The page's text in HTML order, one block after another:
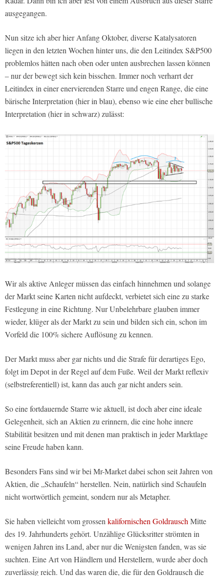
ausgegangen.
Nun sitze ich aber hier Anfang Oktober, diverse Katalysatoren
liegen in den letzten Wochen hinter uns, die den Leitindex S&P500
problemlos hätten nach oben oder unten ausbrechen lassen können
– nur der bewegt sich kein bisschen. Immer noch verharrt der
Leitindex in einer enervierenden Starre und engen Range, die eine
bärische Interpretation (hier in blau), ebenso wie eine eher bullische
Interpretation (hier in schwarz) zulässt:
Wir als aktive Anleger müssen das einfach hinnehmen und solange
der Markt seine Karten nicht aufdeckt, verbietet sich eine zu starke
Festlegung in eine Richtung. Nur Unbelehrbare glauben immer
wieder, klüger als der Markt zu sein und bilden sich ein, schon im
Vorfeld die 100% sichere Auflösung zu kennen.
Der Markt muss aber gar nichts und die Strafe für derartiges Ego,
folgt im Depot in der Regel auf dem Fuße. Weil der Markt reflexiv
(selbstreferentiell) ist, kann das auch gar nicht anders sein.
So eine fortdauernde Starre wie aktuell, ist doch aber eine ideale
Gelegenheit, sich an Aktien zu erinnern, die eine hohe innere
Stabilität besitzen und mit denen man praktisch in jeder Marktlage
seine Freude haben kann.
Besonders Fans sind wir bei Mr-Market dabei schon seit Jahren von
Aktien, die „Schaufeln“ herstellen. Nein, natürlich sind Schaufeln
nicht wortwörtlich gemeint, sondern nur als Metapher.
Sie haben vielleicht vom grossenkalifornischen GoldrauschMitte
des 19. Jahrhunderts gehört. Unzählige Glücksritter strömten in
wenigen Jahren ins Land, aber nur die Wenigsten fanden, was sie
suchten. Eine Art von Händlern und Herstellern, wurde aber doch
zuverlässig reich. Und das waren die, die für den Goldrausch die